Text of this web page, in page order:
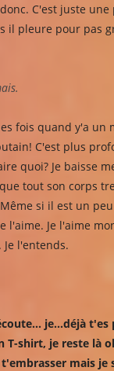
C'est juste une
il pleure pour pas
fois quand y'a un
C'est plus
quoi? Je baisse
tout son corps
si il est un
l'aime. Je l'aime
Je l'entends.
je...déjà t'es
T-shirt, je reste là
mais je